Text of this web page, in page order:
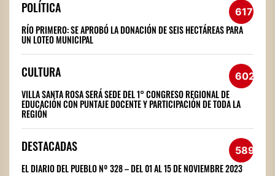
POLÍTICA 617
RÍO PRIMERO: SE APROBÓ LA DONACIÓN DE SEIS HECTÁREAS PARA
UN LOTEO MUNICIPAL
CULTURA 602
VILLA SANTA ROSA SERÁ SEDE DEL 1° CONGRESO REGIONAL DE
EDUCACIÓN CON PUNTAJE DOCENTE Y PARTICIPACIÓN DE TODA LA
REGIÓN
DESTACADAS 589
EL DIARIO DEL PUEBLO Nº 328 – DEL 01 AL 15 DE NOVIEMBRE 2023